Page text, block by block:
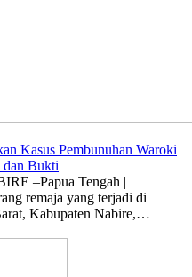
Kasus Pembunuhan Waroki
dan Bukti
–Papua Tengah |
remaja yang terjadi di
Kabupaten Nabire,…